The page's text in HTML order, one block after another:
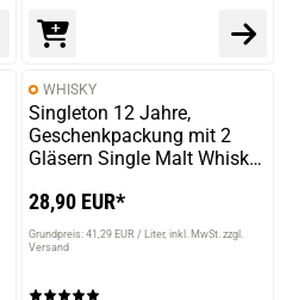
WHISKY
Singleton 12 Jahre,
Geschenkpackung mit 2
Gläsern Single Malt Whisky
28,90 EUR*
Grundpreis: 41,29 EUR / Liter inkl. MwSt. zzgl.
Versand